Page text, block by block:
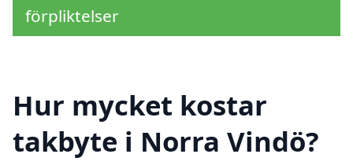
förpliktelser
Hur mycket kostar
takbyte i Norra Vindö?